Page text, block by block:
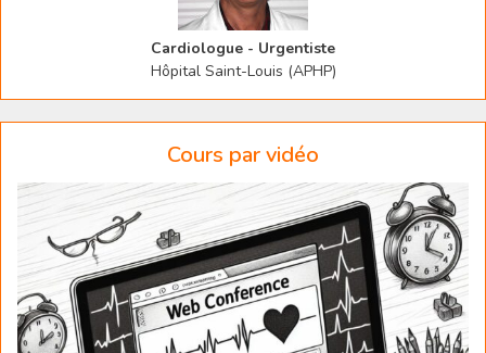
Cardiologue - Urgentiste
Hôpital Saint-Louis (APHP)
Cours par vidéo